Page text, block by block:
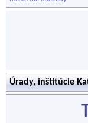
Úrady, inštitúcie